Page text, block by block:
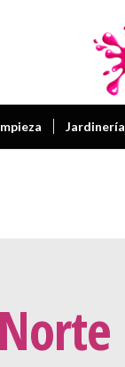
Jardinería